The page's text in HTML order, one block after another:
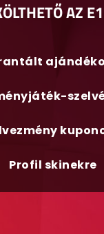
AZ
Profil skinekre